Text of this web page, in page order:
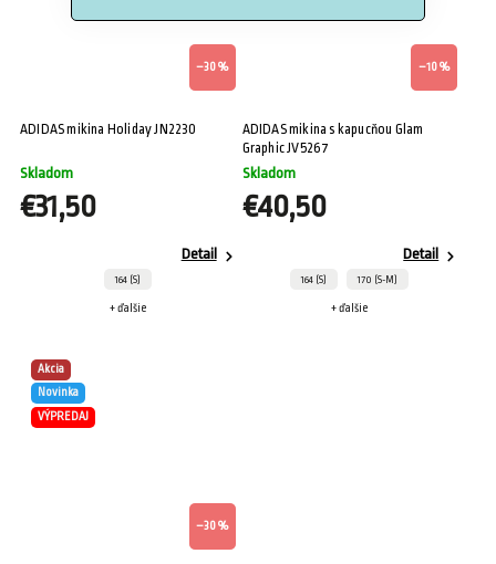
–30 %
ADIDAS mikina Holiday JN2230
Skladom
€31,50
Detail
164 (S)
+ ďalšie
–10 %
ADIDAS mikina s kapucňou Glam
Graphic JV5267
Skladom
€40,50
Detail
164 (S) 170 (S-M)
+ ďalšie
Akcia
Novinka
VÝPREDAJ
–30 %